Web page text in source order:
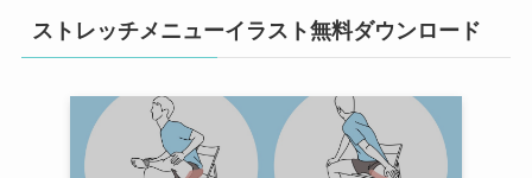
ストレッチメニューイラスト無料ダウンロード